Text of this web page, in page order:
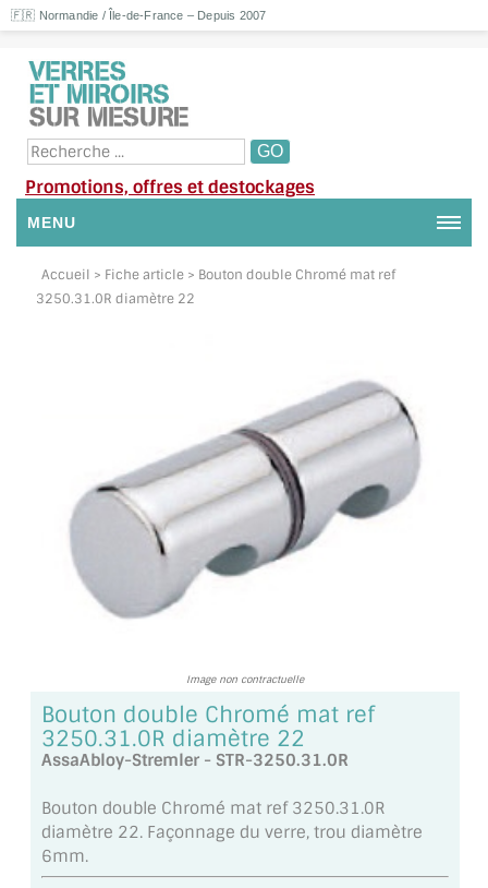
🇫🇷 Normandie / Île-de-France – Depuis 2007
Promotions, offres et destockages
MENU
NOUS CONTACTER
SUIVI DE COMMANDE
TOUS LES TARIFS AU M2
GUIDE : CHOIX PAR UTILISATION
INSPIRATIONS ET NOUVEAUTÉS
MIROIRS VIEILLIS AMBIANCE BRASSERIE
MIROIR SUR MESURE
MIROIR VIEILLI
MIROIR DÉCORATIF DE COULEUR
Accueil > Fiche article > Bouton double Chromé mat ref
3250.31.0R diamètre 22
Image non contractuelle
Bouton double Chromé mat ref
3250.31.0R diamètre 22
AssaAbloy-Stremler - STR-3250.31.0R
Bouton double Chromé mat ref 3250.31.0R
diamètre 22. Façonnage du verre, trou diamètre
6mm.